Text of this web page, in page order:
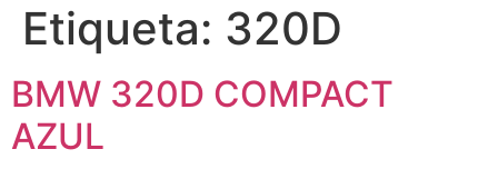
Etiqueta: 320D
BMW 320D COMPACT
AZUL